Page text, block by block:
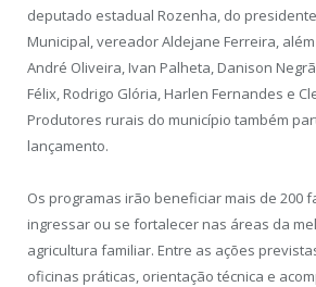
deputado estadual Rozenha, do
Municipal, vereador Aldejane Ferreira,
André Oliveira, Ivan Palheta, Danison
Félix, Rodrigo Glória, Harlen Fernandes e
Produtores rurais do município também
lançamento.
Os programas irão beneficiar mais de 200
ingressar ou se fortalecer nas áreas da
agricultura familiar. Entre as ações
oficinas práticas, orientação técnica e